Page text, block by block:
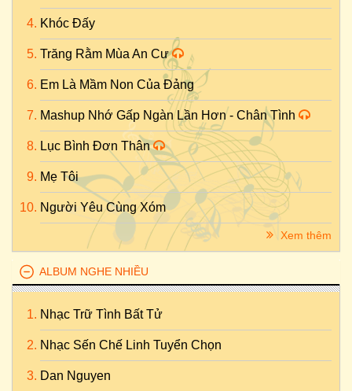
Khóc Đấy
Trăng Rằm Mùa An Cư
Em Là Mầm Non Của Đảng
Mashup Nhớ Gấp Ngàn Lần Hơn - Chân Tình
Lục Bình Đơn Thân
Mẹ Tôi
Người Yêu Cùng Xóm
Xem thêm
ALBUM NGHE NHIỀU
Nhạc Trữ Tình Bất Tử
Nhạc Sến Chế Linh Tuyển Chọn
Dan Nguyen